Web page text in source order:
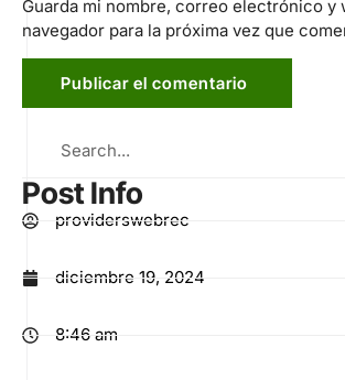
Guarda mi nombre, correo electrónico y
navegador para la próxima vez que
Post Info
providerswebrec
diciembre 19, 2024
8:46 am